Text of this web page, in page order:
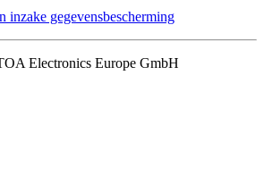
inzake gegevensbescherming
Electronics Europe GmbH